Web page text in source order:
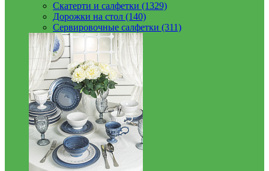
Скатерти и салфетки (1329)
Дорожки на стол (140)
Сервировочные салфетки (311)